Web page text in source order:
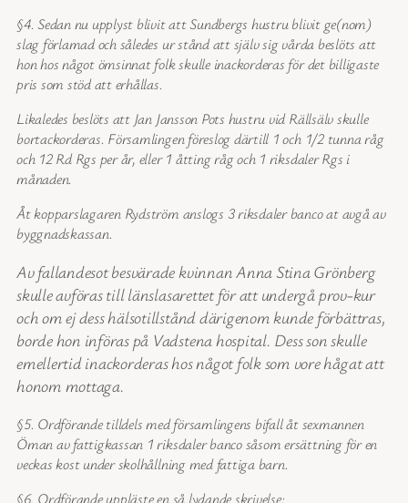
§4. Sedan nu upplyst blivit att Sundbergs hustru blivit ge(nom)
slag förlamad och således ur stånd att själv sig vårda beslöts att
hon hos något ömsinnat folk skulle inackorderas för det billigaste
pris som stöd att erhållas.
Likaledes beslöts att Jan Jansson Pots hustru vid Rällsälv skulle
bortackorderas. Församlingen föreslog därtill 1 och 1/2 tunna råg
och 12 Rd Rgs per år, eller 1 åtting råg och 1 riksdaler Rgs i
månaden.
Åt kopparslagaren Rydström anslogs 3 riksdaler banco at avgå av
byggnadskassan.
Av fallandesot besvärade kvinnan Anna Stina Grönberg
skulle avföras till länslasarettet för att undergå prov-kur
och om ej dess hälsotillstånd därigenom kunde förbättras,
borde hon införas på Vadstena hospital. Dess son skulle
emellertid inackorderas hos något folk som vore hågat att
honom mottaga.
§5. Ordförande tilldels med församlingens bifall åt sexmannen
Öman av fattigkassan 1 riksdaler banco såsom ersättning för en
veckas kost under skolhållning med fattiga barn.
§6. Ordförande uppläste en så lydande skrivelse: